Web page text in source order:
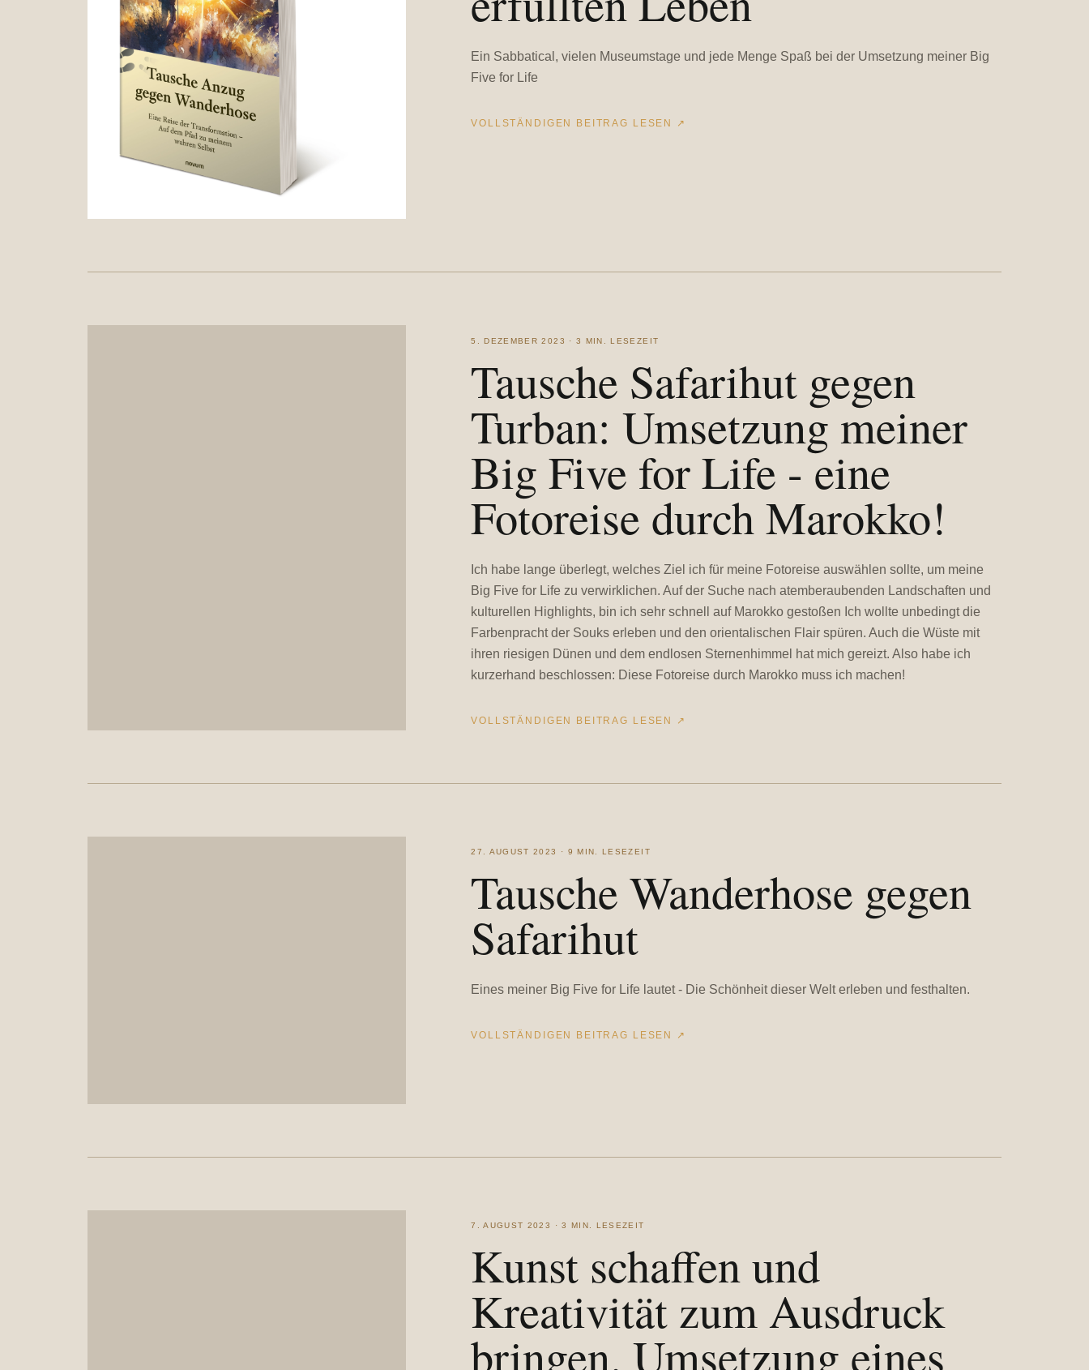
Ein Sabbatical, vielen Museumstage und jede Menge Spaß bei der Umsetzung meiner Big
Five for Life
VOLLSTÄNDIGEN BEITRAG LESEN ↗
5. DEZEMBER 2023 · 3 MIN. LESEZEIT
Tausche Safarihut gegen
Turban: Umsetzung meiner
Big Five for Life - eine
Fotoreise durch Marokko!
Ich habe lange überlegt, welches Ziel ich für meine Fotoreise auswählen sollte, um meine
Big Five for Life zu verwirklichen. Auf der Suche nach atemberaubenden Landschaften und
kulturellen Highlights, bin ich sehr schnell auf Marokko gestoßen Ich wollte unbedingt die
Farbenpracht der Souks erleben und den orientalischen Flair spüren. Auch die Wüste mit
ihren riesigen Dünen und dem endlosen Sternenhimmel hat mich gereizt. Also habe ich
kurzerhand beschlossen: Diese Fotoreise durch Marokko muss ich machen!
VOLLSTÄNDIGEN BEITRAG LESEN ↗
27. AUGUST 2023 · 9 MIN. LESEZEIT
Tausche Wanderhose gegen
Safarihut
Eines meiner Big Five for Life lautet - Die Schönheit dieser Welt erleben und festhalten.
VOLLSTÄNDIGEN BEITRAG LESEN ↗
7. AUGUST 2023 · 3 MIN. LESEZEIT
Kunst schaffen und
Kreativität zum Ausdruck
bringen. Umsetzung eines